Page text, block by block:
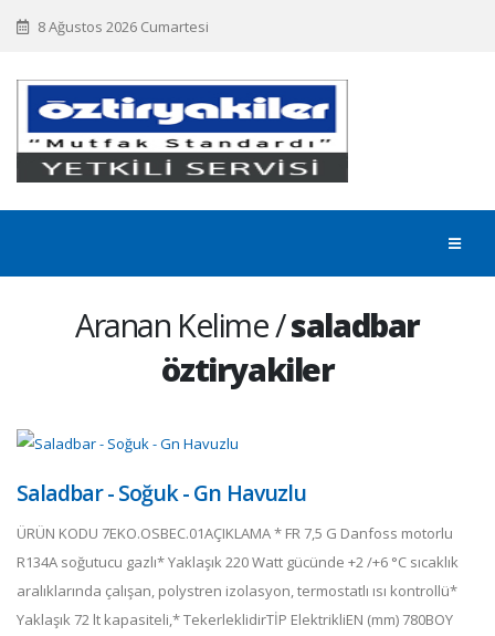
8 Ağustos 2026 Cumartesi
Aranan Kelime /saladbar
öztiryakiler
Saladbar - Soğuk - Gn Havuzlu
ÜRÜN KODU 7EKO.OSBEC.01AÇIKLAMA * FR 7,5 G Danfoss motorlu
R134A soğutucu gazlı* Yaklaşık 220 Watt gücünde +2 /+6 °C sıcaklık
aralıklarında çalışan, polystren izolasyon, termostatlı ısı kontrollü*
Yaklaşık 72 lt kapasiteli,* TekerleklidirTİP ElektrikliEN (mm) 780BOY